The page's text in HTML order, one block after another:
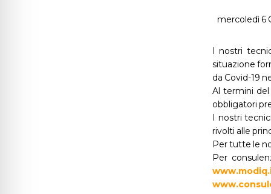
mercoledì 6
I nostri
situazione
da Covid-19
Al termini
obbligatori
I nostri
rivolti alle
Per tutte le
Per